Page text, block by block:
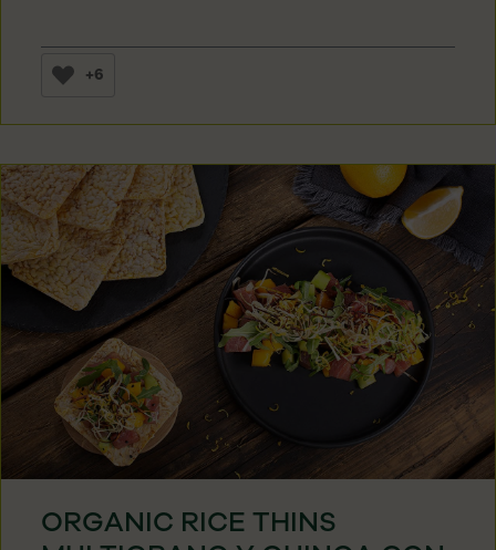
+6
ORGANIC RICE THINS